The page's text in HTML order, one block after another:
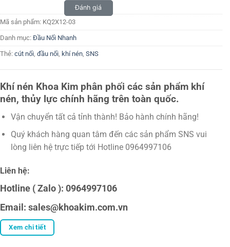
Đánh giá
Mã sản phẩm: KQ2X12-03
Danh mục: Đầu Nối Nhanh
Thẻ: cút nối, đầu nối, khí nén, SNS
Khí nén Khoa Kim phân phối các sản phẩm khí
nén, thủy lực chính hãng trên toàn quốc.
Vận chuyển tất cả tỉnh thành! Bảo hành chính hãng!
Quý khách hàng quan tâm đến các sản phẩm SNS vui
lòng liên hệ trực tiếp tới Hotline 0964997106
Liên hệ:
Hotline ( Zalo ): 0964997106
Email: sales@khoakim.com.vn
Xem chi tiết